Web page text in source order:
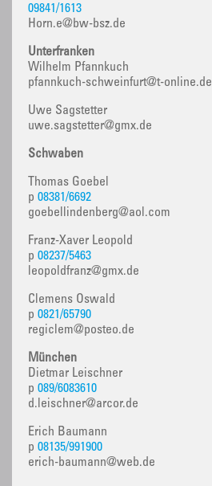
09841/1613
Horn.e@bw-bsz.de
Unterfranken
Wilhelm Pfannkuch
pfannkuch-schweinfurt@t-online.de
Uwe Sagstetter
uwe.sagstetter@gmx.de
Schwaben
Thomas Goebel
p 08381/6692
goebellindenberg@aol.com
Franz-Xaver Leopold
p 08237/5463
leopoldfranz@gmx.de
Clemens Oswald
p 0821/65790
regiclem@posteo.de
München
Dietmar Leischner
p 089/6083610
d.leischner@arcor.de
Erich Baumann
p 08135/991900
erich-baumann@web.de